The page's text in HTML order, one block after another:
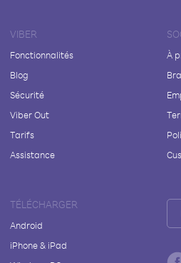
VIBER
Fonctionnalités
Blog
Sécurité
Viber Out
Tarifs
Assistance
À
TÉLÉCHARGER
Android
iPhone & iPad